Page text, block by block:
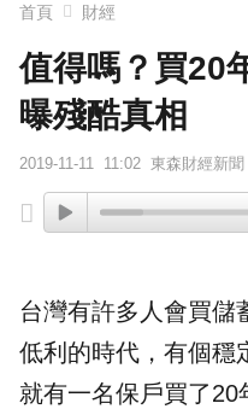
首頁 財經
值得嗎？買20
曝殘酷真相
2019-11-11 11:02 東森財經新聞
台灣有許多人會買儲
低利的時代，有個穩
就有一名保戶買了20